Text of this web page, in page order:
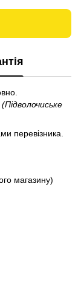
перевізника.
магазину)